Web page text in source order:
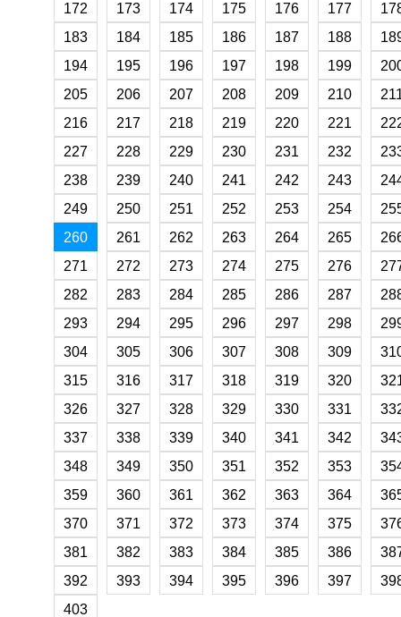
172
173 174 175 176 177
183
184 185 186 187 188
194
195 196 197 198 199
205
206 207 208 209 210
216
217 218 219 220 221
227
228 229 230 231 232
238
239 240 241 242 243
249
250 251 252 253 254
260
261 262 263 264 265
271
272 273 274 275 276
282
283 284 285 286 287
293
294 295 296 297 298
304
305 306 307 308 309
315
316 317 318 319 320
326
327 328 329 330 331
337
338 339 340 341 342
348
349 350 351 352 353
359
360 361 362 363 364
370
371 372 373 374 375
381
382 383 384 385 386
392
393 394 395 396 397
403